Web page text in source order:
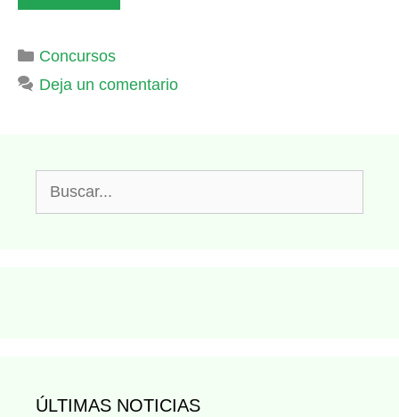
Categorías
Concursos
Deja un comentario
ÚLTIMAS NOTICIAS